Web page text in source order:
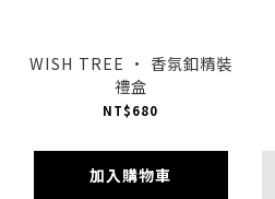
WISH TREE · 香氛釦精裝
禮盒
NT$680
加入購物車